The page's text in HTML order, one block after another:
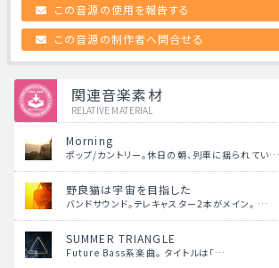
この音源の使用を報告する
この音源の制作者へ問合せる
関連音楽素材
RELATIVE MATERIAL
Morning
ポップ/カントリー。休日の朝、列車に揺られてい…
野良猫は宇宙を目指した
バンドサウンド。テレキャスター2本がメイン。 …
SUMMER TRIANGLE
Future Bass系楽曲。 タイトルは「…